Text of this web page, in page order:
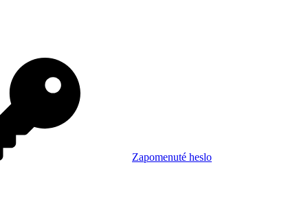
Zapomenuté heslo